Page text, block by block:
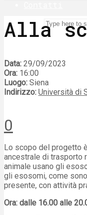
Alla
Data: 29/09/2023
Ora: 16:00
Luogo: Siena
Indirizzo: Università di
0
Lo scopo del progetto
ancestrale di trasporto
animale usano gli
gli esosomi, come
presente, con attività
Ora: dalle 16.00 alle